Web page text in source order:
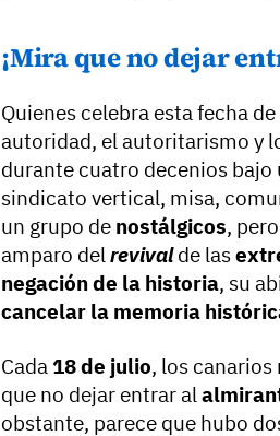
¡Mira que no dejar
Quienes celebra esta fecha
autoridad, el autoritarismo y
durante cuatro decenios bajo
sindicato vertical, misa,
un grupo de nostálgicos,
amparo delrevival de las
negación de la historia, su
cancelar la memoria
Cada 18 de julio, los
que no dejar entrar al
obstante, parece que hubo